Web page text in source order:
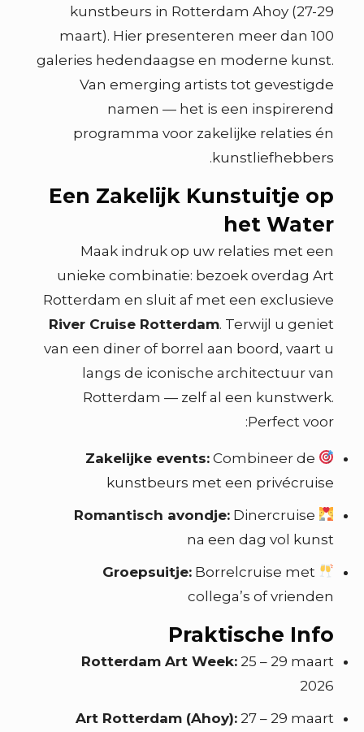
kunstbeurs in Rotterdam Ahoy (27-29
maart). Hier presenteren meer dan 100
galeries hedendaagse en moderne kunst.
Van emerging artists tot gevestigde
namen — het is een inspirerend
programma voor zakelijke relaties én
kunstliefhebbers.
Een Zakelijk Kunstuitje op
het Water
Maak indruk op uw relaties met een
unieke combinatie: bezoek overdag Art
Rotterdam en sluit af met een exclusieve
River Cruise Rotterdam. Terwijl u geniet
van een diner of borrel aan boord, vaart u
langs de iconische architectuur van
Rotterdam — zelf al een kunstwerk.
Perfect voor:
Zakelijke events:Combineer de
kunstbeurs met een privécruise
Romantisch avondje:Dinercruise
na een dag vol kunst
Groepsuitje:Borrelcruise met
collega’s of vrienden
Praktische Info
Rotterdam Art Week: 25 – 29 maart
2026
Art Rotterdam (Ahoy): 27 – 29 maart